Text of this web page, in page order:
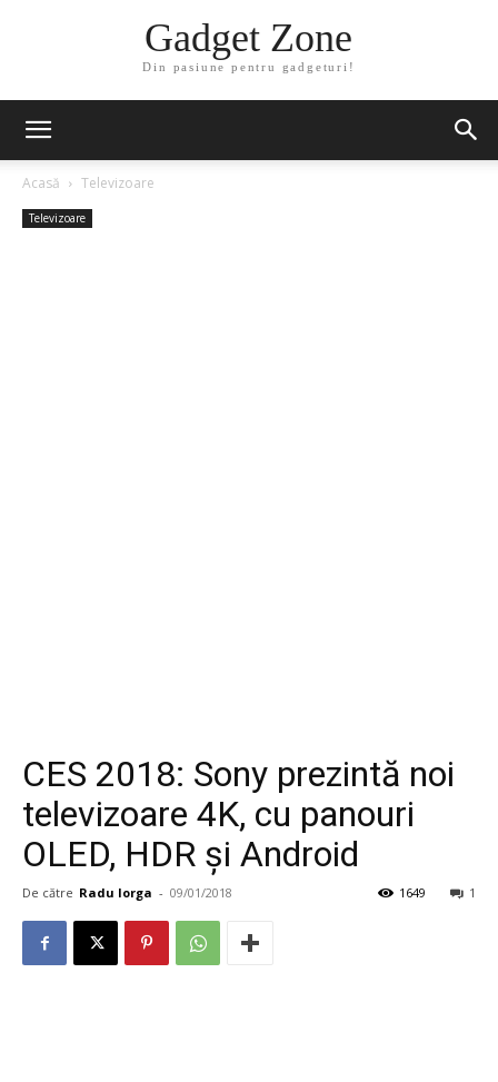
Gadget Zone
Din pasiune pentru gadgeturi!
Acasă Televizoare
Televizoare
CES 2018: Sony prezintă noi
televizoare 4K, cu panouri
OLED, HDR şi Android
De către Radu Iorga - 09/01/2018 1
1649